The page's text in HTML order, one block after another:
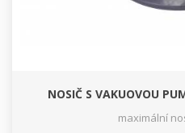
NOSIČ S VAKUOVOU
maximální